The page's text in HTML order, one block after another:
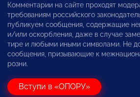
Комментарии на сайте проходят
требованиям российского
публикуем сообщения, содержащие
и/или оскорбления, даже в случае
тире и любыми иными символами. Не
сообщения, призывающие к
розни.
Вступи в «ОПОРУ»